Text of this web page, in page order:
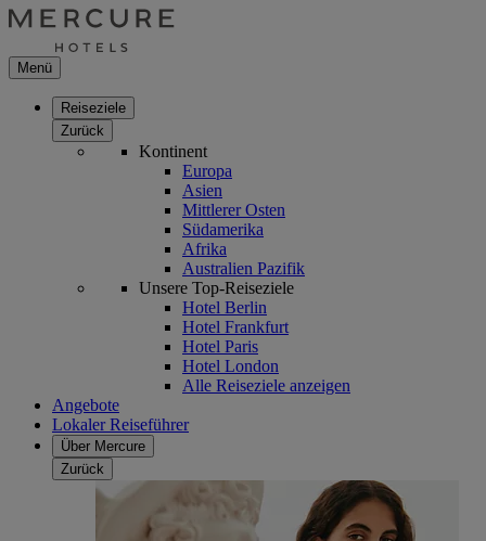
Menü
Reiseziele
Zurück
Kontinent
Europa
Asien
Mittlerer Osten
Südamerika
Afrika
Australien Pazifik
Unsere Top-Reiseziele
Hotel Berlin
Hotel Frankfurt
Hotel Paris
Hotel London
Alle Reiseziele anzeigen
Angebote
Lokaler Reiseführer
Über Mercure
Zurück